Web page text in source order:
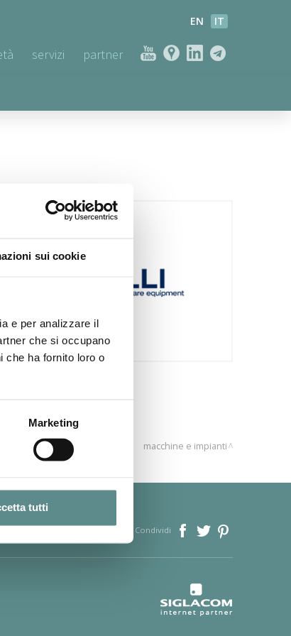
sui cookie
e per analizzare il
che si occupano
che ha fornito loro o
Marketing
tutti
EN IT
servizi partner
macchine e impianti
Condividi